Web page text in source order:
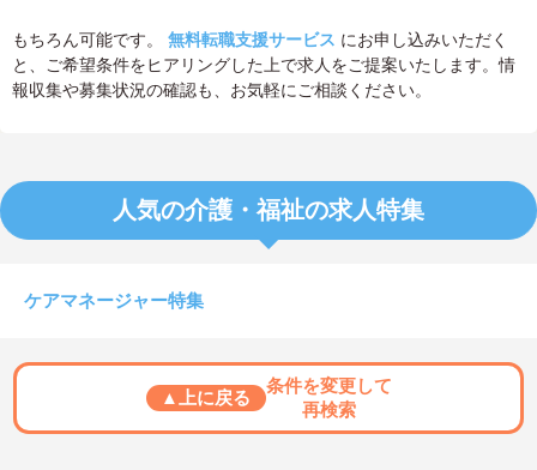
もちろん可能です。 無料転職支援サービス にお申し込みいただく
と、ご希望条件をヒアリングした上で求人をご提案いたします。情
報収集や募集状況の確認も、お気軽にご相談ください。
人気の介護・福祉の求人特集
ケアマネージャー特集
▲上に戻る
条件を変更して
再検索